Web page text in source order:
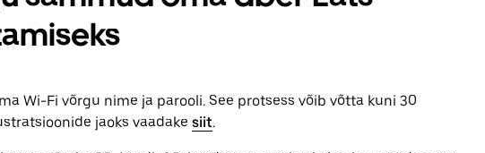
Wi-Fi võrgu nime ja parooli. See protsess võib võtta kuni 30
jaoks vaadake siit.